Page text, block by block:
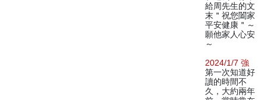
給周先生的文
末＂祝您闔家
平安健康＂～
願他家人心安
～
2024/1/7 強
第一次知道好
讀的時間不
久，大約兩年